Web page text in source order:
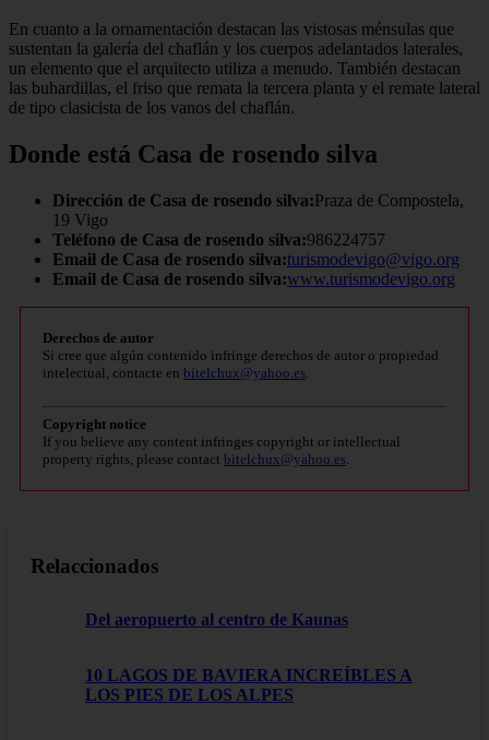
En cuanto a la ornamentación destacan las vistosas ménsulas que
sustentan la galería del chaflán y los cuerpos adelantados laterales,
un elemento que el arquitecto utiliza a menudo. También destacan
las buhardillas, el friso que remata la tercera planta y el remate lateral
de tipo clasicista de los vanos del chaflán.
Donde está Casa de rosendo silva
Dirección de Casa de rosendo silva:Praza de Compostela,
19 Vigo
Teléfono de Casa de rosendo silva:986224757
Email de Casa de rosendo silva:turismodevigo@vigo.org
Email de Casa de rosendo silva:www.turismodevigo.org
Derechos de autor
Si cree que algún contenido infringe derechos de autor o propiedad
intelectual, contacte en bitelchux@yahoo.es
Copyright notice
If you believe any content infringes copyright or intellectual
property rights, please contact bitelchux@yahoo.es
Relaccionados
Del aeropuerto al centro de Kaunas
10 LAGOS DE BAVIERA INCREÍBLES A
LOS PIES DE LOS ALPES